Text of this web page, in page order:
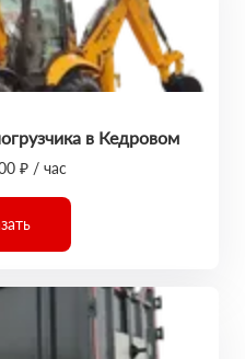
в Кедровом
₽ / час